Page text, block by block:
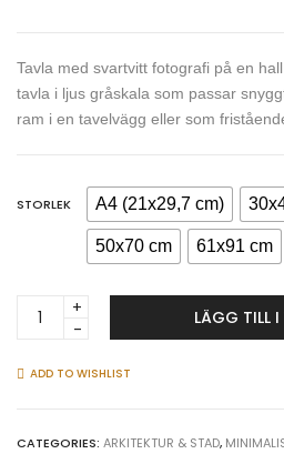
Tavla med svartvitt fotografi på en
tavla i ljus gråskala som passar
ram i en tavelvägg eller som
STORLEK A4 (21x29,7 cm)
50x70 cm 61x91 cm
Palace
hallway
quantity
LÄGG TILL
ADD TO WISHLIST
CATEGORIES: ARKITEKTUR & STAD,